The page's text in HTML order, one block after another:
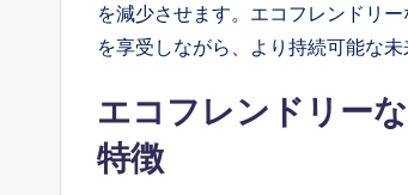
を減少させます。エコフレンドリ
を享受しながら、より持続可能な未
エコフレンドリー
特徴